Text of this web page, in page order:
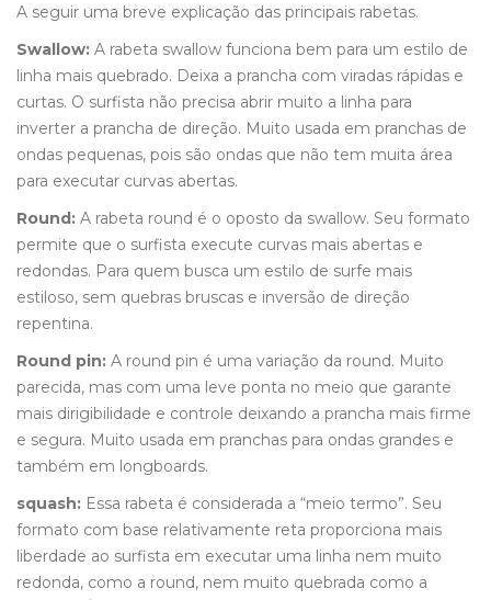
A seguir uma breve explicação das principais rabetas.
Swallow: A rabeta swallow funciona bem para um estilo de
linha mais quebrado. Deixa a prancha com viradas rápidas e
curtas. O surfista não precisa abrir muito a linha para
inverter a prancha de direção. Muito usada em pranchas de
ondas pequenas, pois são ondas que não tem muita área
para executar curvas abertas.
Round: A rabeta round é o oposto da swallow. Seu formato
permite que o surfista execute curvas mais abertas e
redondas. Para quem busca um estilo de surfe mais
estiloso, sem quebras bruscas e inversão de direção
repentina.
Round pin: A round pin é uma variação da round. Muito
parecida, mas com uma leve ponta no meio que garante
mais dirigibilidade e controle deixando a prancha mais firme
e segura. Muito usada em pranchas para ondas grandes e
também em longboards.
squash: Essa rabeta é considerada a “meio termo”. Seu
formato com base relativamente reta proporciona mais
liberdade ao surfista em executar uma linha nem muito
redonda, como a round, nem muito quebrada como a